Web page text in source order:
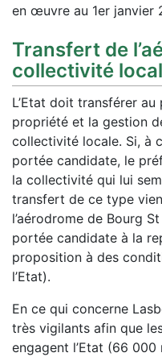
en œuvre au 1er janvier
Transfert de
collectivité
L’Etat doit transférer
propriété et la gestion
collectivité locale. Si, à
portée candidate, le
la collectivité qui lui
transfert de ce type
l’aérodrome de Bourg
portée candidate à la
proposition à des
l’Etat).
En ce qui concerne
très vigilants afin que
engagent l’Etat (66